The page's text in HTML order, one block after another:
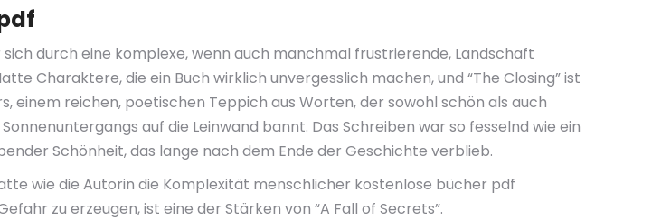
durch eine komplexe, wenn auch manchmal frustrierende, Landschaft
Charaktere, die ein Buch wirklich unvergesslich machen, und “The Closing” ist
einem reichen, poetischen Teppich aus Worten, der sowohl schön als auch
auf die Leinwand bannt. Das Schreiben war so fesselnd wie ein
Schönheit, das lange nach dem Ende der Geschichte verblieb.
wie die Autorin die Komplexität menschlicher kostenlose bücher pdf
zu erzeugen, ist eine der Stärken von “A Fall of Secrets”.